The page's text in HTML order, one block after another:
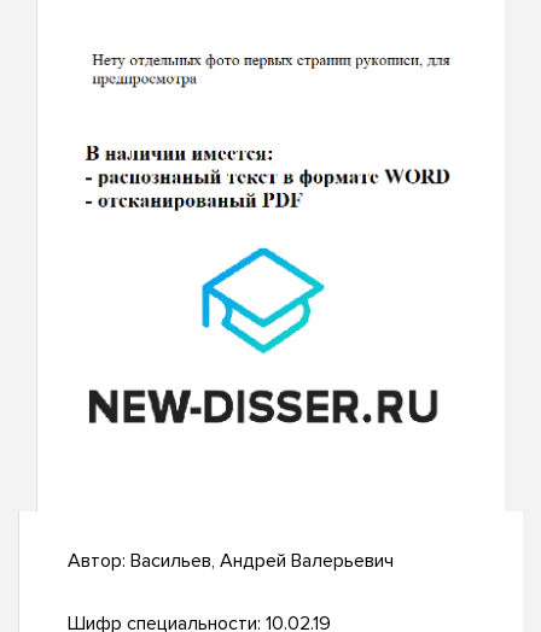
Автор: Васильев, Андрей Валерьевич
Шифр специальности: 10.02.19